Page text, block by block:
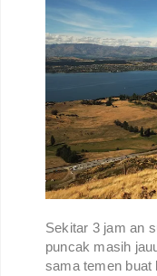
Sekitar 3 jam an
puncak masih
sama temen buat